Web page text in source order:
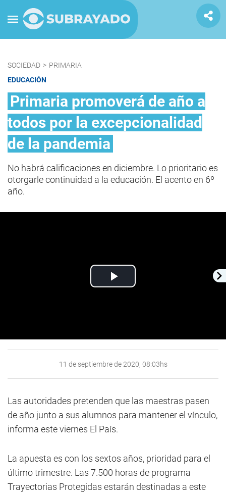
SOCIEDAD > PRIMARIA
EDUCACIÓN
Primaria promoverá de año a
todos por la excepcionalidad
de la pandemia
No habrá calificaciones en diciembre. Lo prioritario es
otorgarle continuidad a la educación. El acento en 6º
año.
Play
11 de septiembre de 2020, 08:03hs
Las autoridades pretenden que las maestras pasen
de año junto a sus alumnos para mantener el vínculo,
informa este viernes El País.
La apuesta es con los sextos años, prioridad para el
último trimestre. Las 7.500 horas de programa
Trayectorias Protegidas estarán destinadas a este